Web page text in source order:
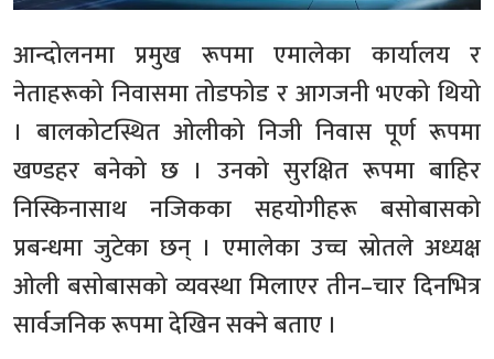
आन्दोलनमा प्रमुख रूपमा एमालेका कार्यालय र
नेताहरूको निवासमा तोडफोड र आगजनी भएको थियो
। बालकोटस्थित ओलीको निजी निवास पूर्ण रूपमा
खण्डहर बनेको छ । उनको सुरक्षित रूपमा बाहिर
निस्किनासाथ नजिकका सहयोगीहरू बसोबासको
प्रबन्धमा जुटेका छन् । एमालेका उच्च स्रोतले अध्यक्ष
ओली बसोबासको व्यवस्था मिलाएर तीन–चार दिनभित्र
सार्वजनिक रूपमा देखिन सक्ने बताए ।